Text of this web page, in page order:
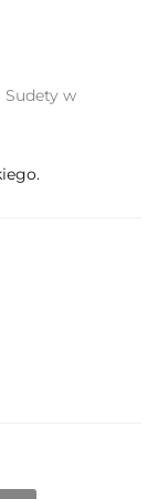
Sudety w